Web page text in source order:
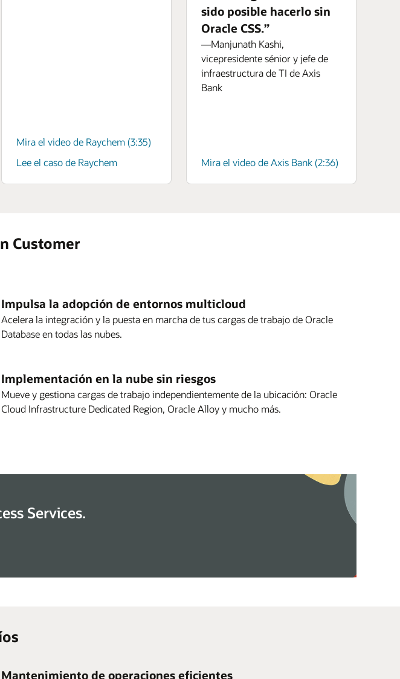
Mira el video de Raychem (3:35)
Lee el caso de Raychem
sido posible hacerlo sin
Oracle CSS.”
—Manjunath Kashi,
vicepresidente sénior y jefe de
infraestructura de TI de Axis
Bank
Mira el video de Axis Bank (2:36)
Customer
Impulsa la adopción de entornos multicloud
Acelera la integración y la puesta en marcha de tus cargas de trabajo de Oracle
Database en todas las nubes.
Implementación en la nube sin riesgos
Mueve y gestiona cargas de trabajo independientemente de la ubicación: Oracle
Cloud Infrastructure Dedicated Region, Oracle Alloy y mucho más.
Services.
Mantenimiento de operaciones eficientes